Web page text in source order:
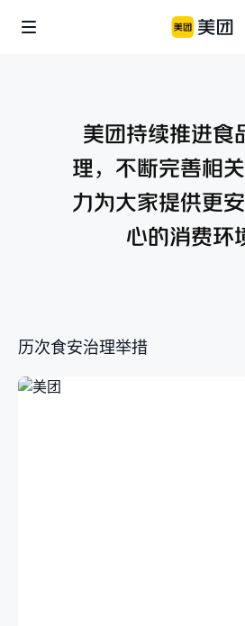
便利用户生活
产业
助力市场繁荣
美团乡村儿童操场
美团公益基金会
骑手保障
商家生态
辟谣公告
美团持续推进食
理，不断完善相
力为大家提供更
心的消费环
历次食安治理举措